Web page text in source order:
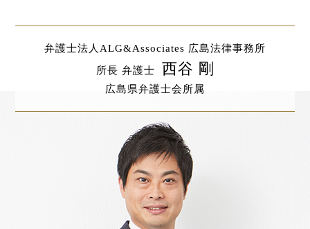
弁護士法人ALG&Associates 広島法律事務所
所長 弁護士
西谷 剛
広島県弁護士会所属